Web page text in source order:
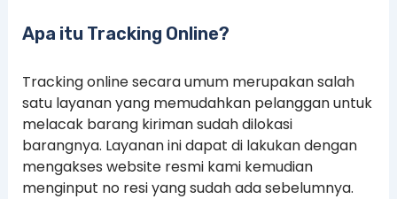
Apa itu Tracking Online?
Tracking online secara umum merupakan salah
satu layanan yang memudahkan pelanggan untuk
melacak barang kiriman sudah dilokasi
barangnya. Layanan ini dapat di lakukan dengan
mengakses website resmi kami kemudian
menginput no resi yang sudah ada sebelumnya.